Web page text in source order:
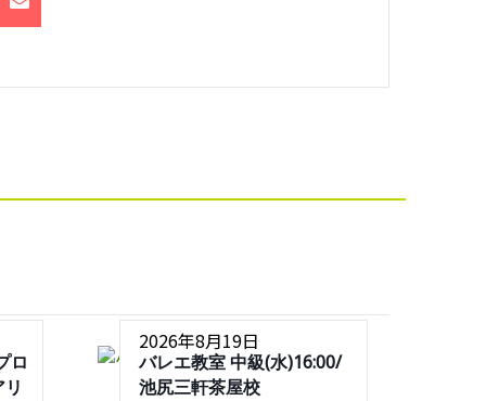
ロ
2026年8月19日
バレエ教室 中級(水)16:00/
池尻三軒茶屋校